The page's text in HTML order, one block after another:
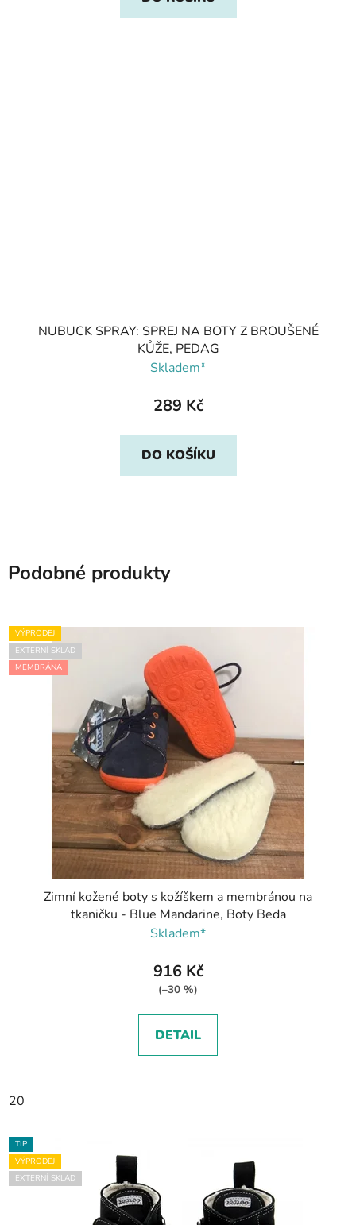
NUBUCK SPRAY: SPREJ NA BOTY Z BROUŠENÉ
KŮŽE, PEDAG
Skladem*
289 Kč
DO KOŠÍKU
Podobné produkty
VÝPRODEJ
EXTERNÍ SKLAD
MEMBRÁNA
Zimní kožené boty s kožíškem a membránou na
tkaničku - Blue Mandarine, Boty Beda
Skladem*
916 Kč
(–30 %)
DETAIL
20
TIP
VÝPRODEJ
EXTERNÍ SKLAD